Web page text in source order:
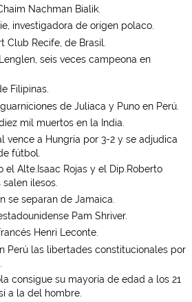
Nachman Bialik.
investigadora de origen polaco.
Recife, de Brasil.
seis veces campeona en
Filipinas.
de Juliaca y Puno en Perú.
mil muertos en la India.
vence a Hungría por 3-2 y se adjudica
fútbol.
Alte.Isaac Rojas y el Dip.Roberto
salen ilesos.
se separan de Jamaica.
Pam Shriver.
Henri Leconte.
Perú las libertades constitucionales por
consigue su mayoría de edad a los 21
a la del hombre.